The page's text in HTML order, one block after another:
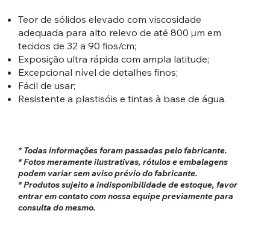
Teor de sólidos elevado com viscosidade
adequada para alto relevo de até 800 μm em
tecidos de 32 a 90 fios/cm;
Exposição ultra rápida com ampla latitude;
Excepcional nível de detalhes finos;
Fácil de usar;
Resistente a plastisóis e tintas à base de água.
* Todas informações foram passadas pelo fabricante.
* Fotos meramente ilustrativas, rótulos e embalagens
podem variar sem aviso prévio do fabricante.
* Produtos sujeito a indisponibilidade de estoque, favor
entrar em contato com nossa equipe previamente para
consulta do mesmo.